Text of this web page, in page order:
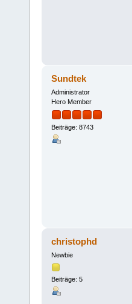
Sundtek
Administrator
Hero Member
Beiträge: 8743
christophd
Newbie
Beiträge: 5